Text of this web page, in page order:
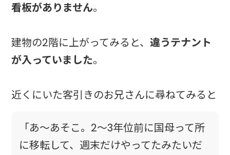
看板がありません。
建物の2階に上がってみると、違うテナント
が入っていました。
近くにいた客引きのお兄さんに尋ねてみると
「あ～あそこ。2～3年位前に国母って所
に移転して、週末だけやってたみたいだ